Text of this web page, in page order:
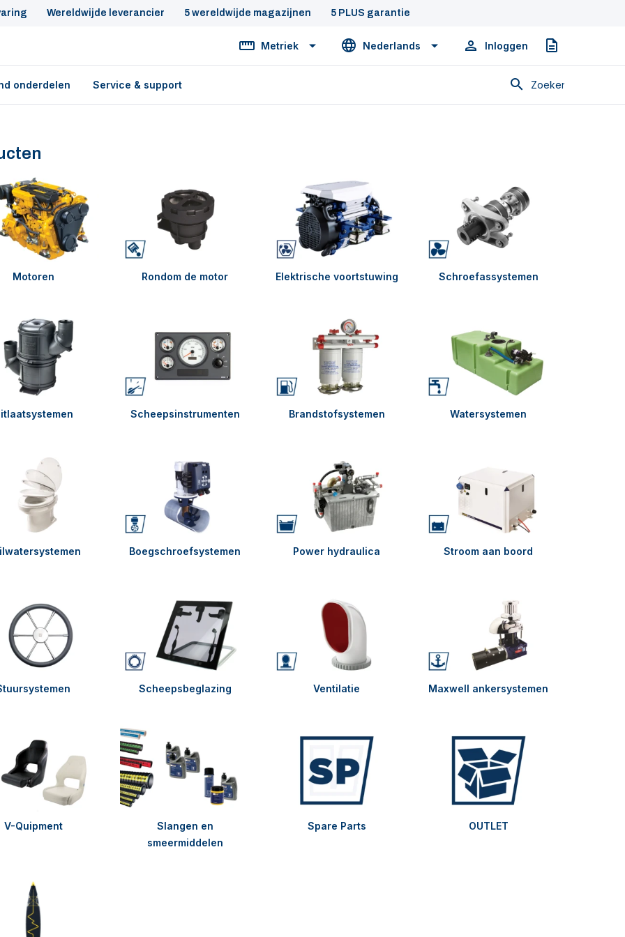
Wereldwijde leverancier 5 wereldwijde magazijnen 5 PLUS garantie
Metriek Nederlands Inloggen Offerte
onderdelen Service & support Zoeken
Motoren Rondom de motor Elektrische voortstuwing Schroefassystemen
Scheepsinstrumenten Brandstofsystemen Watersystemen
Boegschroefsystemen Power hydraulica Stroom aan boord
Scheepsbeglazing Ventilatie Maxwell ankersystemen
V-Quipment
Slangen en
smeermiddelen
Spare Parts OUTLET